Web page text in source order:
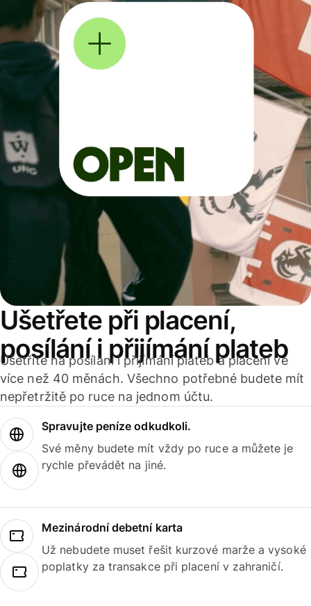
Ušetřete při placení,
posílání i přijímání plateb
Ušetříte na posílání i přijímání plateb a placení ve
více než 40 měnách. Všechno potřebné budete mít
nepřetržitě po ruce na jednom účtu.
Spravujte peníze odkudkoli.
Své měny budete mít vždy po ruce a můžete je
rychle převádět na jiné.
Mezinárodní debetní karta
Už nebudete muset řešit kurzové marže a vysoké
poplatky za transakce při placení v zahraničí.